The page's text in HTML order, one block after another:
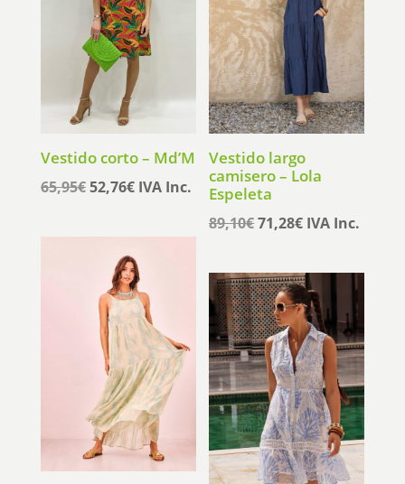
Vestido corto – Md’M
65,95€El
original
65,95€.
52,76€El
actual
es:
52,76€.
IVA Inc.
Vestido largo
camisero – Lola
Espeleta
89,10€El
original
era:
89,10€.
71,28€El
actual
es:
71,28€.
IVA Inc.